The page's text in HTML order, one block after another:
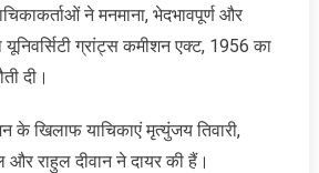
ने मनमाना, भेदभावपूर्ण और
ग्रांट्स कमीशन एक्ट, 1956 का
दी।
के खिलाफ याचिकाएं मृत्युंजय तिवारी,
और राहुल दीवान ने दायर की हैं।